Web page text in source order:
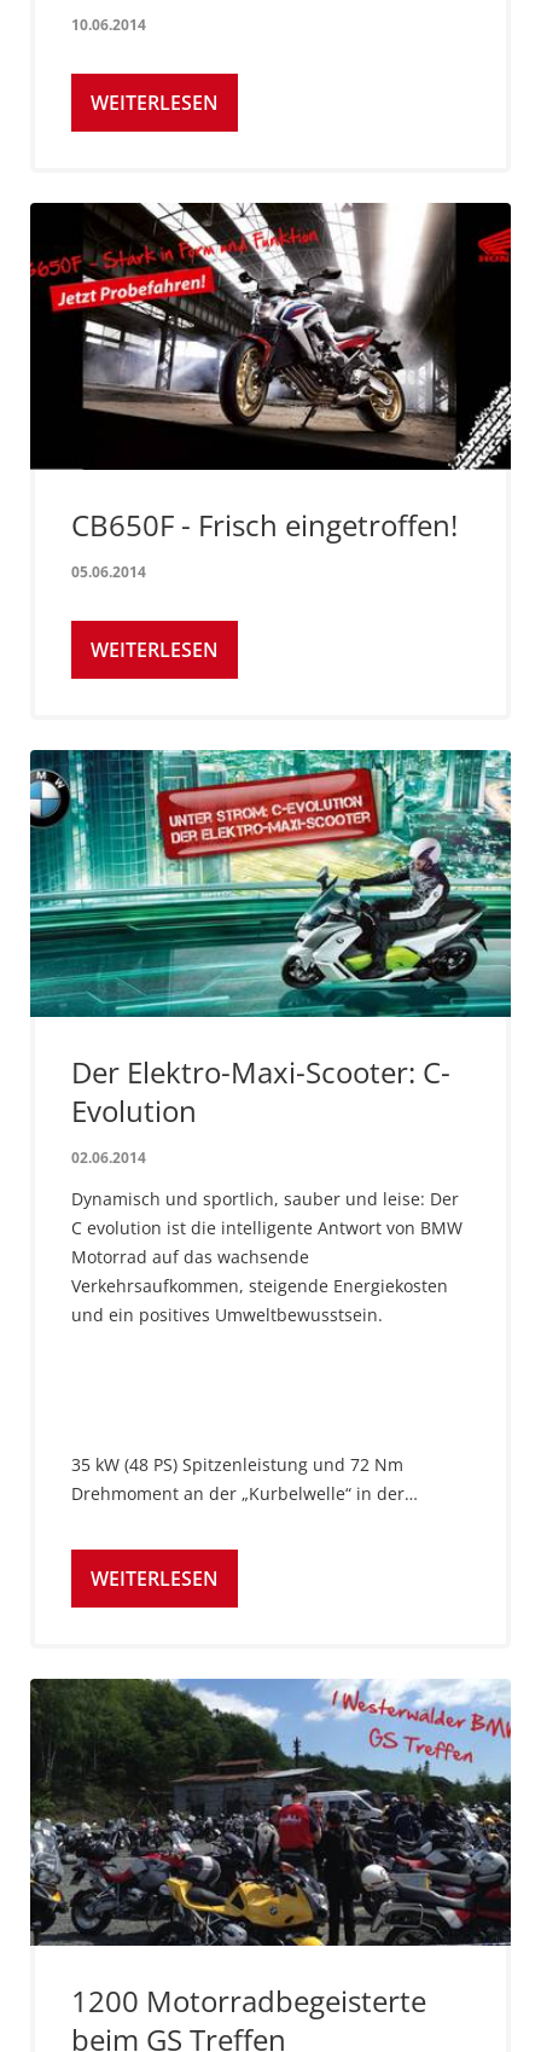
10.06.2014
WEITERLESEN
CB650F - Frisch eingetroffen!
05.06.2014
WEITERLESEN
Der Elektro-Maxi-Scooter: C-
Evolution
02.06.2014
Dynamisch und sportlich, sauber und leise: Der
C evolution ist die intelligente Antwort von BMW
Motorrad auf das wachsende
Verkehrsaufkommen, steigende Energiekosten
und ein positives Umweltbewusstsein.
35 kW (48 PS) Spitzenleistung und 72 Nm
Drehmoment an der „Kurbelwelle“ in der…
WEITERLESEN
1200 Motorradbegeisterte
beim GS Treffen